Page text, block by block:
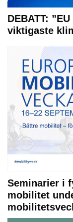
DEBATT:
viktigaste
Seminarier i
mobilitet